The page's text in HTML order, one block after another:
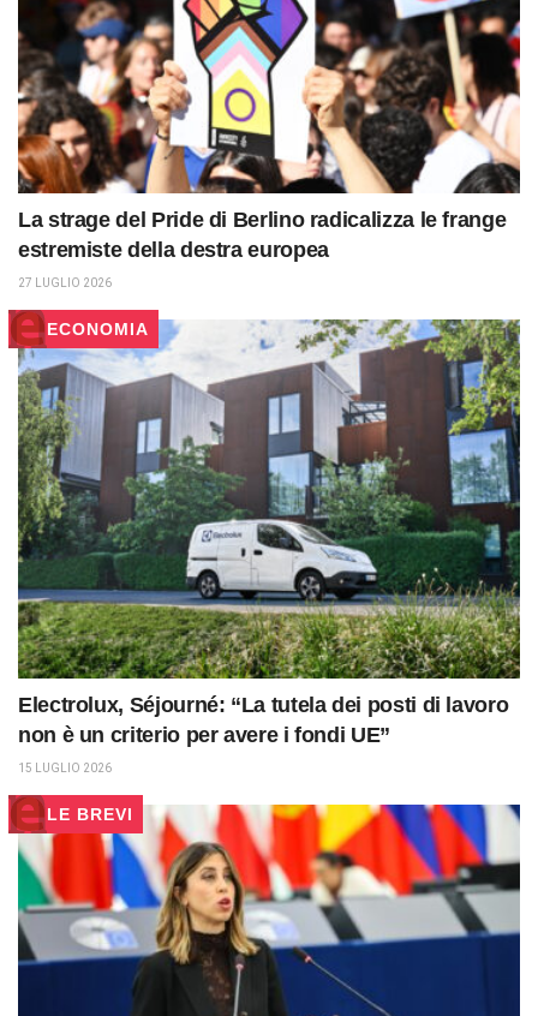
La strage del Pride di Berlino radicalizza le frange
estremiste della destra europea
27 LUGLIO 2026
ECONOMIA
Electrolux, Séjourné: “La tutela dei posti di lavoro
non è un criterio per avere i fondi UE”
15 LUGLIO 2026
LE BREVI